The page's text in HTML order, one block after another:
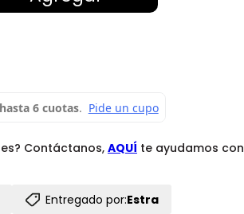
Contáctanos, AQUÍ te ayudamos con
Entregado por:Estra